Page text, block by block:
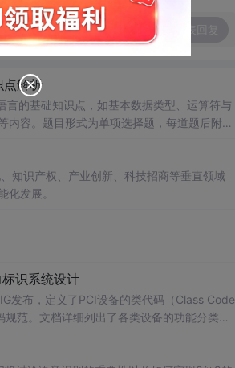
点解析
的基础知识点，如基本数据类型、运算符与
容。题目形式为单项选择题，每道题后附有
。; 使用场景及目标：①用于考前复习，检验对C语言核
握语言特性的目的。
知识产权、产业创新、科技招商等垂直领域
发展。
识系统设计
发布，定义了PCI设备的类代码（Class Code
范。文档详细列出了各类设备的功能分类，